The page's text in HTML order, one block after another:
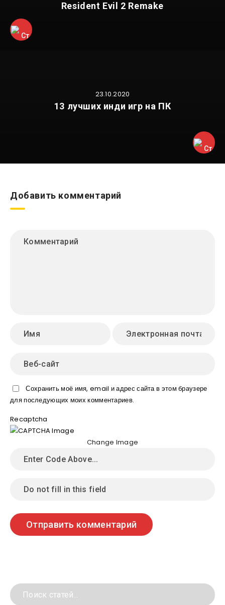
Resident Evil 2 Remake
23.10.2020
13 лучших инди игр на ПК
Добавить комментарий
Сохранить моё имя, email и адрес сайта в этом браузере
для последующих моих комментариев.
Recaptcha
Change Image